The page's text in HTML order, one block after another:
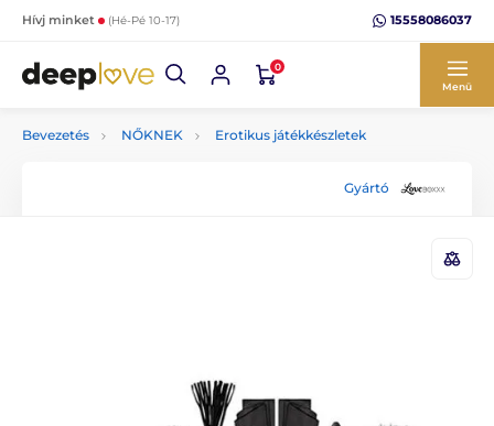
Hívj minket (Hé-Pé 10-17) 15558086037
0
Menü
Bevezetés NŐKNEK Erotikus játékkészletek
Gyártó